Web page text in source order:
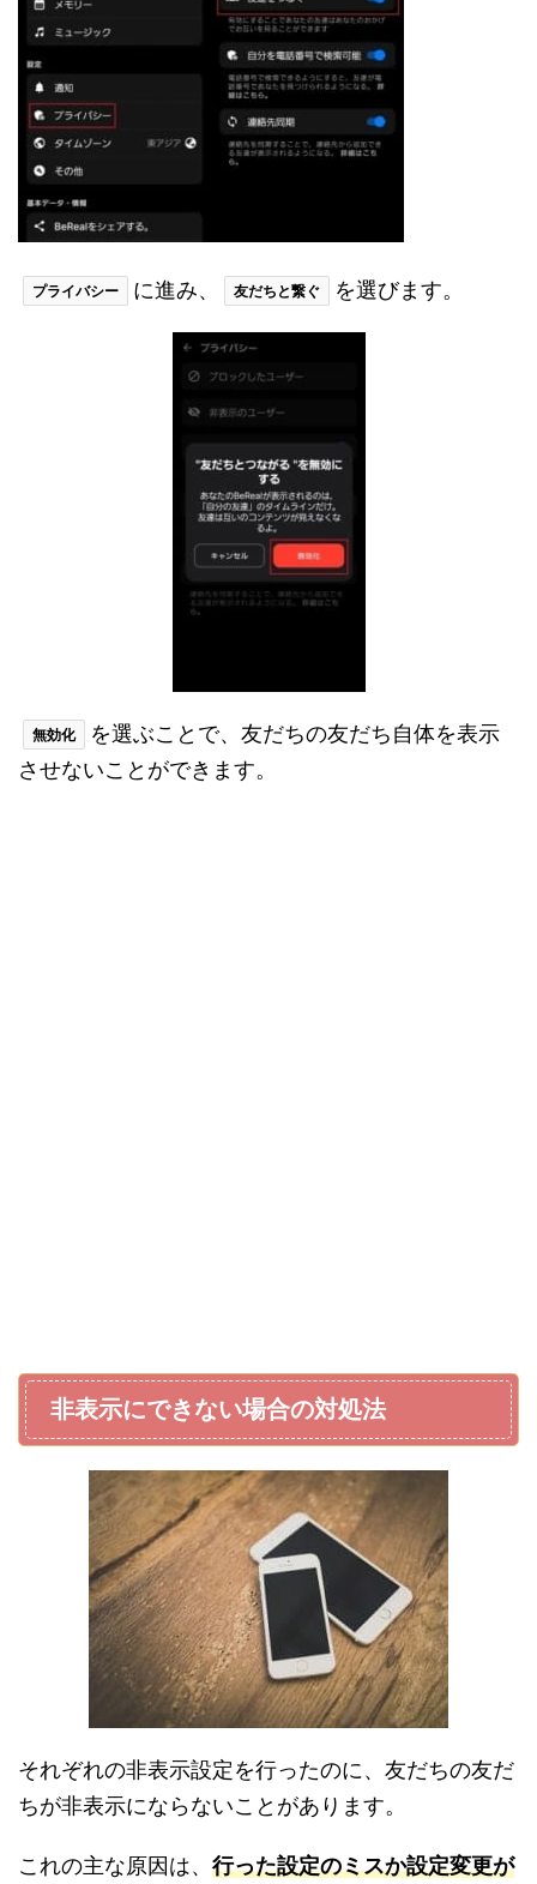
プライバシー に進み、 友だちと繋ぐ を選びます。
無効化
を選ぶことで、友だちの友だち自体を表示
させないことができます。
非表示にできない場合の対処法
それぞれの非表示設定を行ったのに、友だちの友だ
ちが非表示にならないことがあります。
これの主な原因は、 行った設定のミスか設定変更が